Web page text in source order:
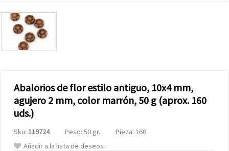
Abalorios de flor estilo antiguo, 10x4 mm,
agujero 2 mm, color marrón, 50 g (aprox. 160
uds.)
Sku: 119724 Peso: 50 gr.
Pieza: 160
Añadir a la lista de deseos